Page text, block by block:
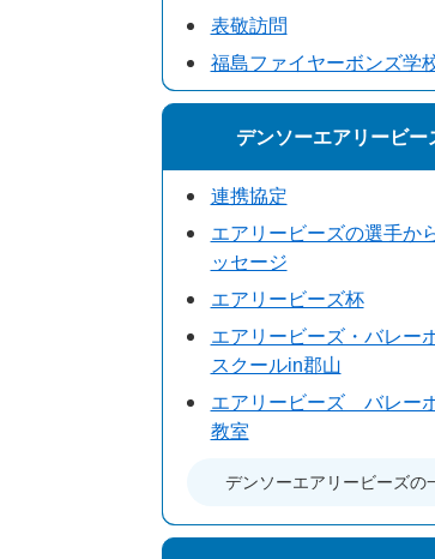
表敬訪問
福島ファイヤーボンズ学
デンソーエアリービー
連携協定
エアリービーズの選手か
ッセージ
エアリービーズ杯
エアリービーズ・バレー
スクールin郡山
エアリービーズ バレー
教室
デンソーエアリービーズの